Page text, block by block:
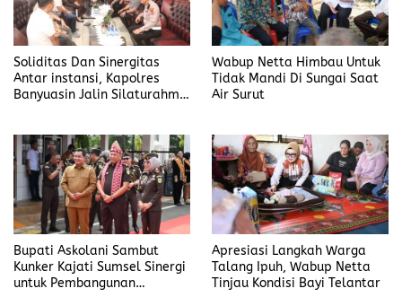
Soliditas Dan Sinergitas
Antar instansi, Kapolres
Banyuasin Jalin Silaturahmi
Wabup Netta Himbau Untuk
Tidak Mandi Di Sungai Saat
Air Surut
Bupati Askolani Sambut
Kunker Kajati Sumsel Sinergi
untuk Pembangunan
Apresiasi Langkah Warga
Talang Ipuh, Wabup Netta
Tinjau Kondisi Bayi Telantar